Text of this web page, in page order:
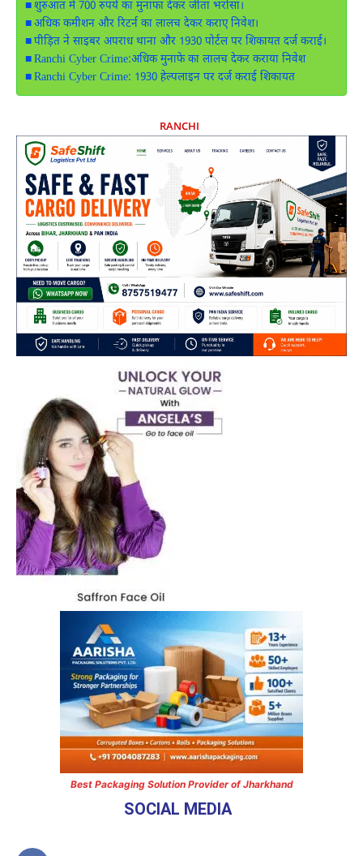
शुरुआत में 700 रुपये का मुनाफा देकर जीता भरोसा।
अधिक कमीशन और रिटर्न का लालच देकर कराए निवेश।
पीड़ित ने साइबर अपराध थाना और 1930 पोर्टल पर शिकायत दर्ज कराई।
Ranchi Cyber Crime:अधिक मुनाफे का लालच देकर कराया निवेश
Ranchi Cyber Crime: 1930 हेल्पलाइन पर दर्ज कराई शिकायत
RANCHI
Best Packaging Solution Provider of Jharkhand
SOCIAL MEDIA